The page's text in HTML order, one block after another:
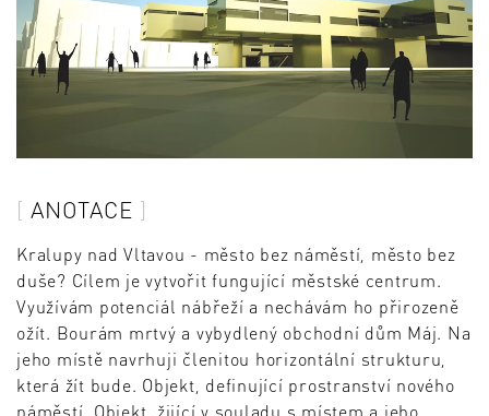
ANOTACE
Kralupy nad Vltavou - město bez náměstí, město bez
duše? Cílem je vytvořit fungující městské centrum.
Využívám potenciál nábřeží a nechávám ho přirozeně
ožít. Bourám mrtvý a vybydlený obchodní dům Máj. Na
jeho místě navrhuji členitou horizontální strukturu,
která žít bude. Objekt, definující prostranství nového
náměstí. Objekt, žijící v souladu s místem a jeho